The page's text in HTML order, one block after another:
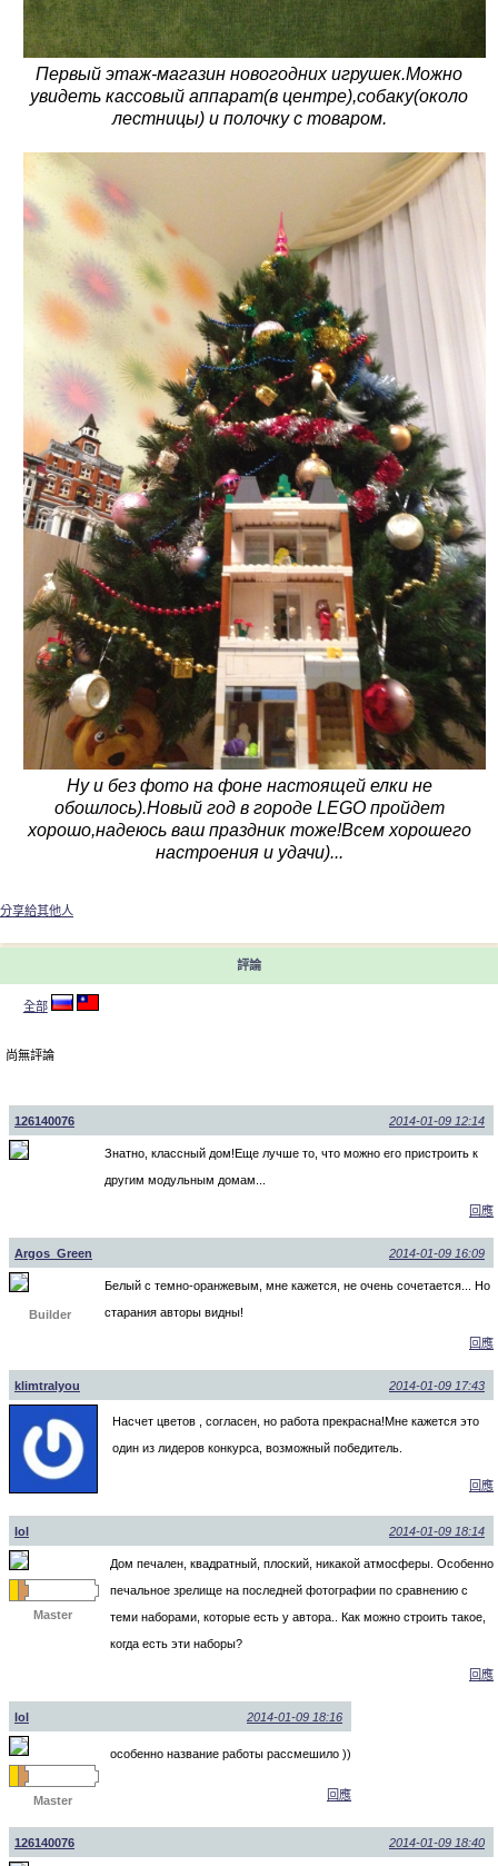
Первый этаж-магазин новогодних игрушек.Можно
увидеть кассовый аппарат(в центре),собаку(около
лестницы) и полочку с товаром.
Ну и без фото на фоне настоящей елки не
обошлось).Новый год в городе LEGO пройдет
хорошо,надеюсь ваш праздник тоже!Всем хорошего
настроения и удачи)...
分享給其他人
評論
全部
尚無評論
126140076 2014-01-09 12:14
Знатно, классный дом!Еще лучше то, что можно его пристроить к
другим модульным домам...
回應
Argos_Green 2014-01-09 16:09
Builder
Белый с темно-оранжевым, мне кажется, не очень сочетается... Но
старания авторы видны!
回應
klimtralyou 2014-01-09 17:43
Насчет цветов , согласен, но работа прекрасна!Мне кажется это
один из лидеров конкурса, возможный победитель.
回應
lol 2014-01-09 18:14
Master
Дом печален, квадратный, плоский, никакой атмосферы. Особенно
печальное зрелище на последней фотографии по сравнению с
теми наборами, которые есть у автора.. Как можно строить такое,
когда есть эти наборы?
回應
lol 2014-01-09 18:16
Master
особенно название работы рассмешило ))
回應
126140076 2014-01-09 18:40